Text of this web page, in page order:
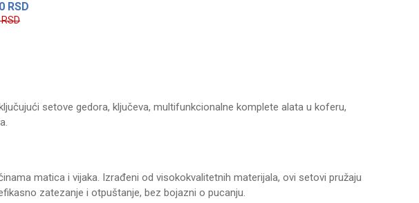
RSD
RSD
setove gedora, ključeva, multifunkcionalne komplete alata u koferu,
matica i vijaka. Izrađeni od visokokvalitetnih materijala, ovi setovi pružaju
zatezanje i otpuštanje, bez bojazni o pucanju.